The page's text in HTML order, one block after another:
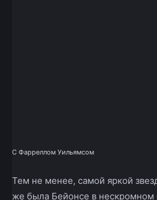
С Фарреллом Уильямсом
Тем не менее, самой яркой
же была Бейонсе в нескромном